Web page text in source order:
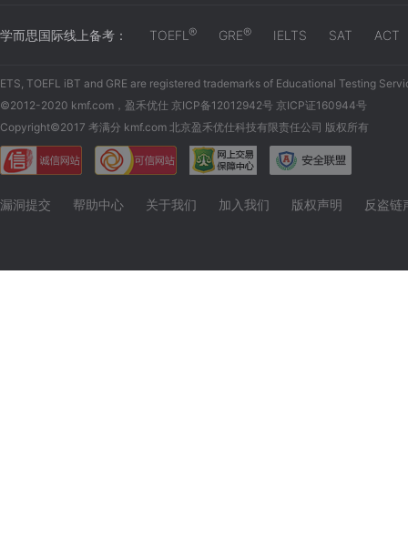
学而思国际线上备考： TOEFL ® GRE® IELTS SAT ACT
ETS, TOEFL iBT and GRE are registered trademarks of Educational Testing
©2012-2020 kmf.com，盈禾优仕 京ICP备12012942号 京ICP证160944号
Copyright©2017 考满分 kmf.com 北京盈禾优仕科技有限责任公司 版权所有
漏洞提交 帮助中心 关于我们 加入我们 版权声明 反盗链